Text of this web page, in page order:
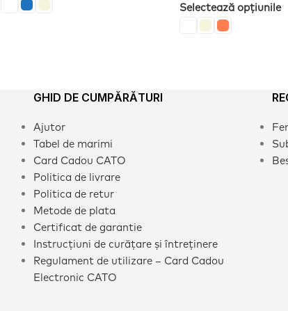
Selectează opțiunile
GHID DE CUMPĂRĂTURI
Ajutor
Tabel de marimi
Card Cadou CATO
Politica de livrare
Politica de retur
Metode de plata
Certificat de garantie
Instrucțiuni de curățare și întreținere
Regulament de utilizare – Card Cadou
Electronic CATO